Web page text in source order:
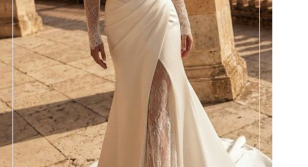
Размеры
42, 44, 46, 48, 50, 52, 54, 56,
58
Цвет
Силуэт
Кружево
Пайетка